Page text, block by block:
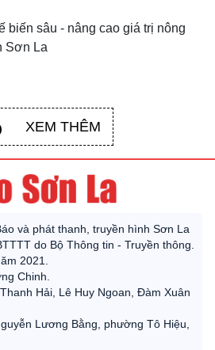
biến sâu - nâng cao giá trị nông
Sơn La
XEM THÊM
và phát thanh, truyền hình Sơn La
do Bộ Thông tin - Truyền thông.
2021.
Chinh.
Hải, Lê Huy Ngoan, Đàm Xuân
Lương Bằng, phường Tô Hiệu,